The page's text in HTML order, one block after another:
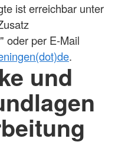
ist erreichbar unter
oder per E-Mail
.
und